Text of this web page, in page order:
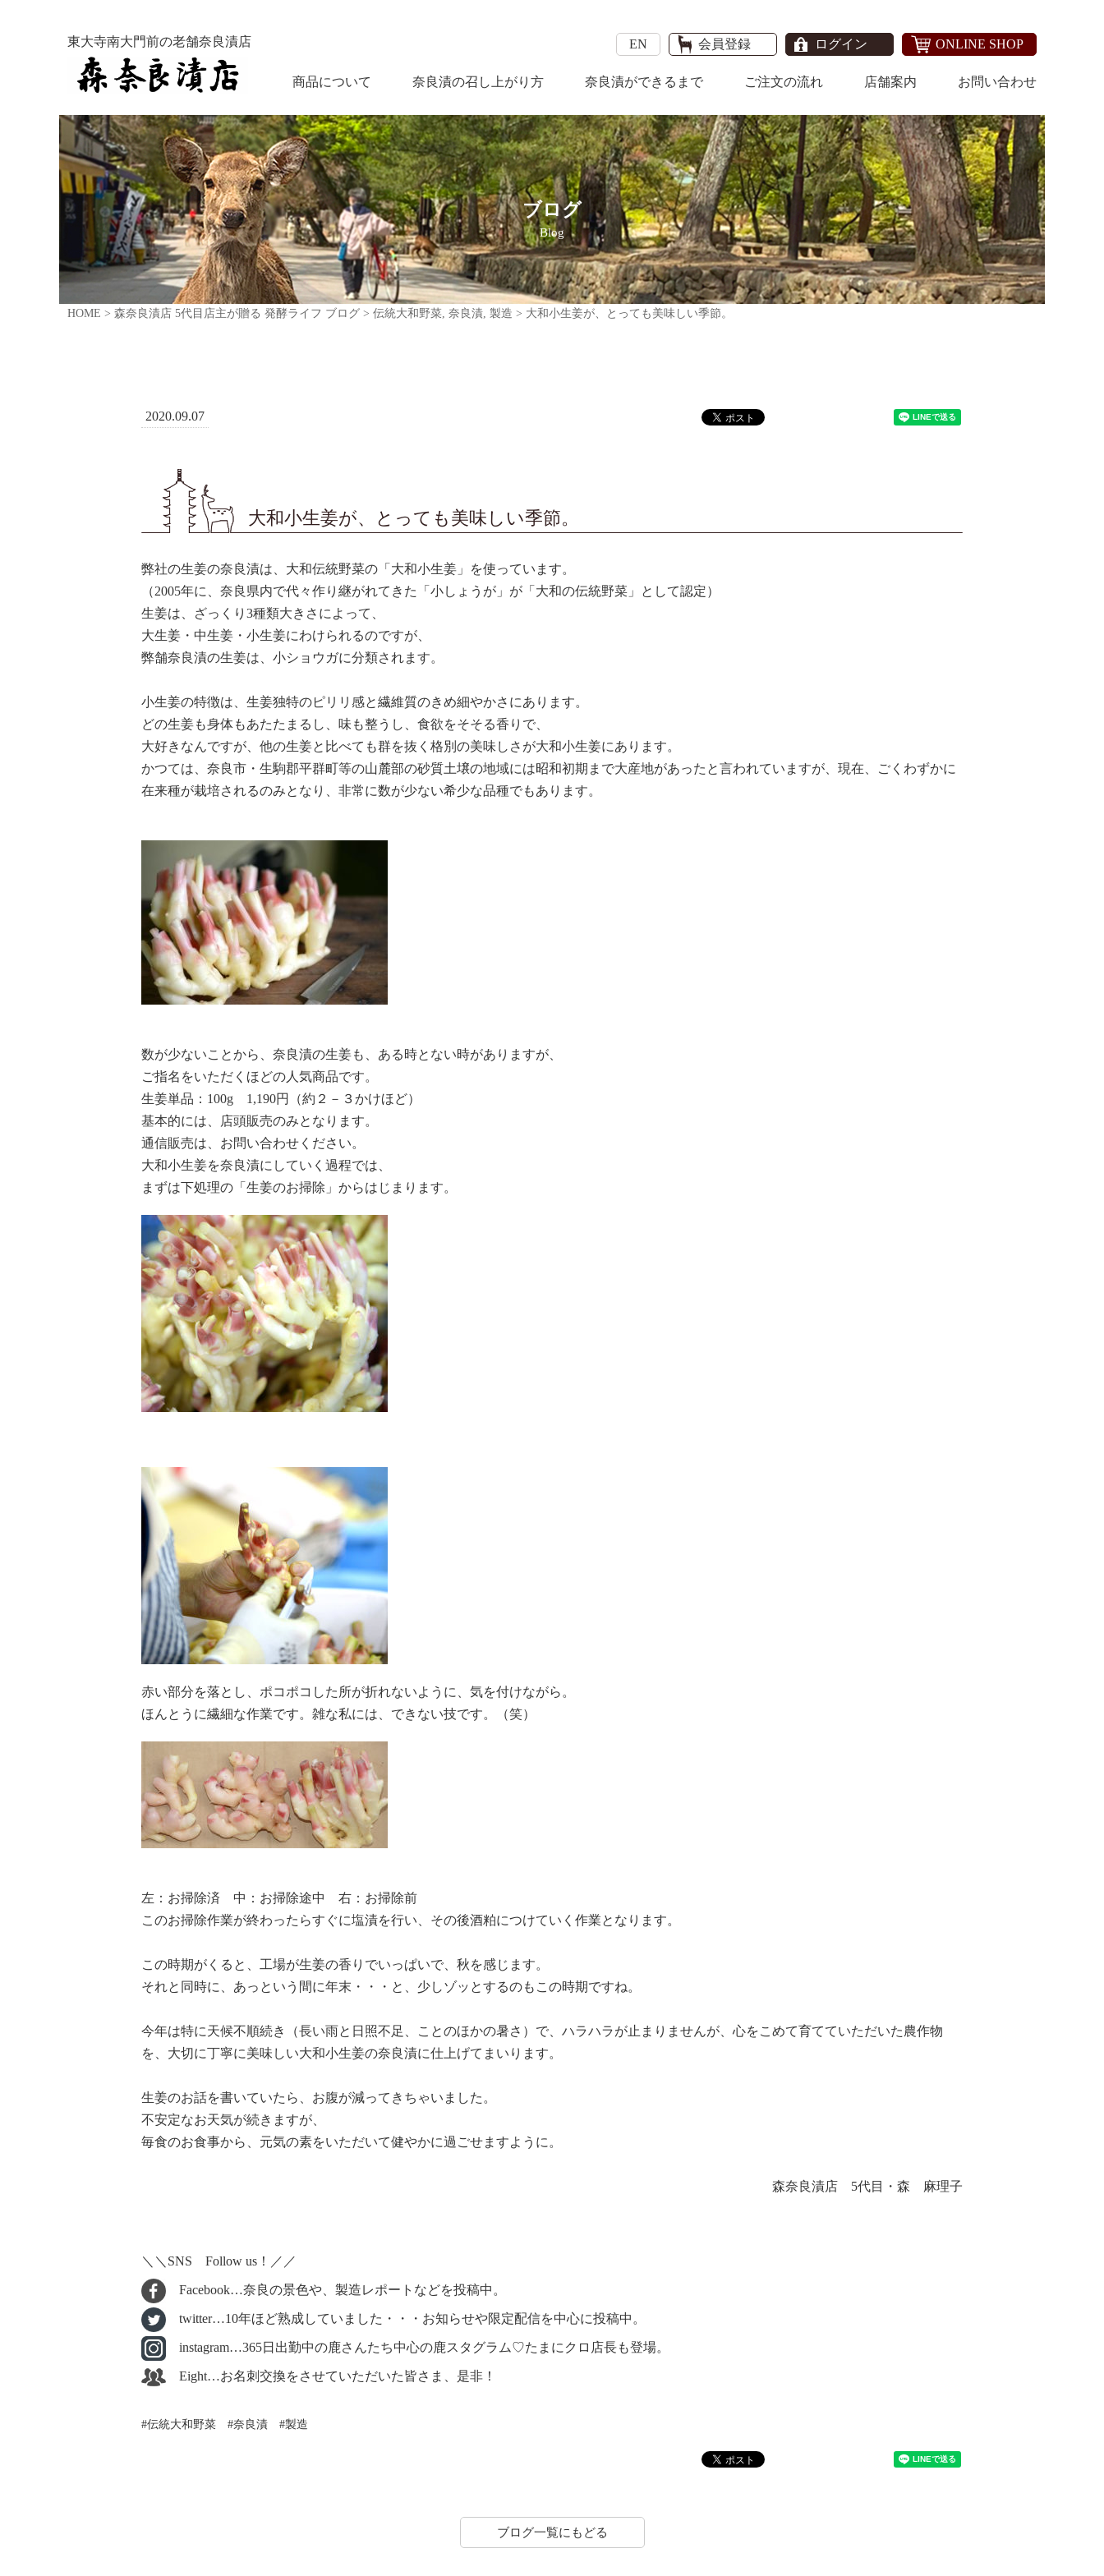
東大寺南大門前の老舗奈良漬店 EN 会員登録 ログイン ONLINE SHOP
商品について 奈良漬の召し上がり方 奈良漬ができるまで ご注文の流れ 店舗案内 お問い合わせ
ブログ
Blog
HOME > 森奈良漬店 5代目店主が贈る 発酵ライフ ブログ > 伝統大和野菜, 奈良漬, 製造 > 大和小生姜が、とっても美味しい季節。
2020.09.07
大和小生姜が、とっても美味しい季節。
弊社の生姜の奈良漬は、大和伝統野菜の「大和小生姜」を使っています。
（2005年に、奈良県内で代々作り継がれてきた「小しょうが」が「大和の伝統野菜」として認定）
生姜は、ざっくり3種類大きさによって、
大生姜・中生姜・小生姜にわけられるのですが、
弊舗奈良漬の生姜は、小ショウガに分類されます。
小生姜の特徴は、生姜独特のピリリ感と繊維質のきめ細やかさにあります。
どの生姜も身体もあたたまるし、味も整うし、食欲をそそる香りで、
大好きなんですが、他の生姜と比べても群を抜く格別の美味しさが大和小生姜にあります。
かつては、奈良市・生駒郡平群町等の山麓部の砂質土壌の地域には昭和初期まで大産地があったと言われていますが、現在、ごくわずかに
在来種が栽培されるのみとなり、非常に数が少ない希少な品種でもあります。
数が少ないことから、奈良漬の生姜も、ある時とない時がありますが、
ご指名をいただくほどの人気商品です。
生姜単品：100g 1,190円（約２－３かけほど）
基本的には、店頭販売のみとなります。
通信販売は、お問い合わせください。
大和小生姜を奈良漬にしていく過程では、
まずは下処理の「生姜のお掃除」からはじまります。
赤い部分を落とし、ポコポコした所が折れないように、気を付けながら。
ほんとうに繊細な作業です。雑な私には、できない技です。（笑）
左：お掃除済 中：お掃除途中 右：お掃除前
このお掃除作業が終わったらすぐに塩漬を行い、その後酒粕につけていく作業となります。
この時期がくると、工場が生姜の香りでいっぱいで、秋を感じます。
それと同時に、あっという間に年末・・・と、少しゾッとするのもこの時期ですね。
今年は特に天候不順続き（長い雨と日照不足、ことのほかの暑さ）で、ハラハラが止まりませんが、心をこめて育てていただいた農作物
を、大切に丁寧に美味しい大和小生姜の奈良漬に仕上げてまいります。
生姜のお話を書いていたら、お腹が減ってきちゃいました。
不安定なお天気が続きますが、
毎食のお食事から、元気の素をいただいて健やかに過ごせますように。
森奈良漬店 5代目・森 麻理子
＼＼SNS Follow us！／／
Facebook…奈良の景色や、製造レポートなどを投稿中。
twitter…10年ほど熟成していました・・・お知らせや限定配信を中心に投稿中。
instagram…365日出勤中の鹿さんたち中心の鹿スタグラム♡たまにクロ店長も登場。
Eight…お名刺交換をさせていただいた皆さま、是非！
伝統大和野菜 奈良漬 製造
ブログ一覧にもどる